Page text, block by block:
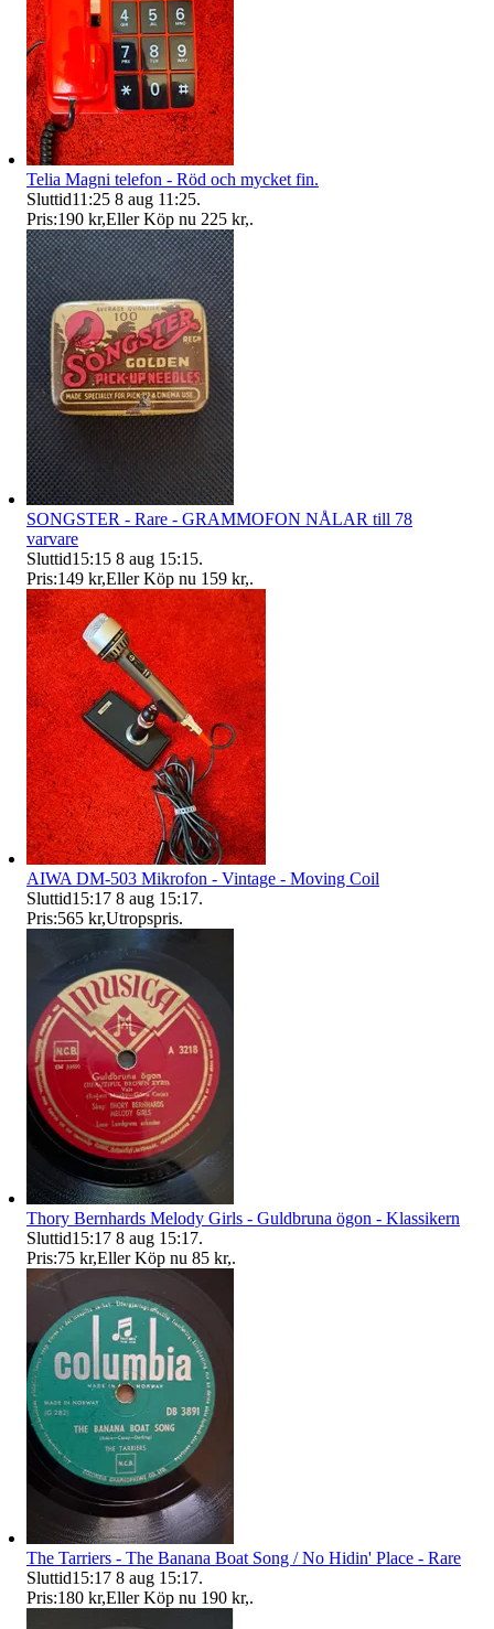
Telia Magni telefon - Röd och mycket fin.
Sluttid11:25 8 aug 11:25.
Pris:190 kr,Eller Köp nu 225 kr,.
SONGSTER - Rare - GRAMMOFON NÅLAR till 78
varvare
Sluttid15:15 8 aug 15:15.
Pris:149 kr,Eller Köp nu 159 kr,.
AIWA DM-503 Mikrofon - Vintage - Moving Coil
Sluttid15:17 8 aug 15:17.
Pris:565 kr,Utropspris.
Thory Bernhards Melody Girls - Guldbruna ögon - Klassikern
Sluttid15:17 8 aug 15:17.
Pris:75 kr,Eller Köp nu 85 kr,.
The Tarriers - The Banana Boat Song / No Hidin' Place - Rare
Sluttid15:17 8 aug 15:17.
Pris:180 kr,Eller Köp nu 190 kr,.